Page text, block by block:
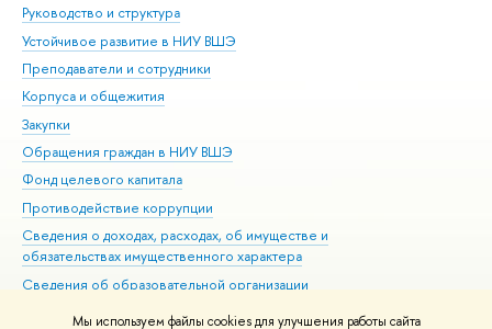
Мы используем файлы cookies для улучшения работы сайта
Руководство и структура
Устойчивое развитие в НИУ ВШЭ
Преподаватели и сотрудники
Корпуса и общежития
Закупки
Обращения граждан в НИУ ВШЭ
Фонд целевого капитала
Противодействие коррупции
Сведения о доходах, расходах, об имуществе и
обязательствах имущественного характера
Сведения об образовательной организации
Людям с ограниченными возможностями здоровья